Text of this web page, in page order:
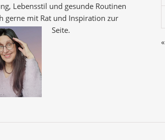
Lebensstil und gesunde Routinen
gerne mit Rat und Inspiration zur
Seite.